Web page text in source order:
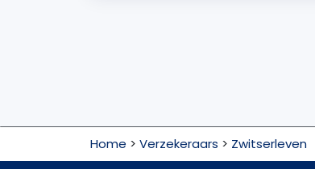
Home > Verzekeraars > Zwitserleven